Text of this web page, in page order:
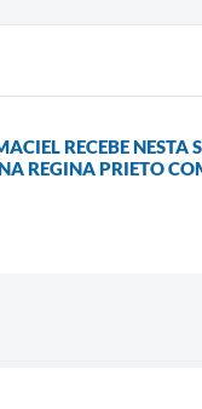
RECEBE NESTA
REGINA PRIETO